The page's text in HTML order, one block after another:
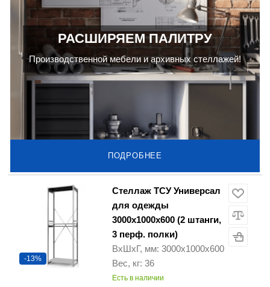
РАСШИРЯЕМ ПАЛИТРУ
Производственной мебели и архивных стеллажей!
ПОДРОБНЕЕ
-13%
Стеллаж ТСУ Универсал
для одежды
3000х1000х600 (2 штанги,
3 перф. полки)
ВхШхГ, мм: 3000х1000х600
Вес, кг: 36
Есть в наличии